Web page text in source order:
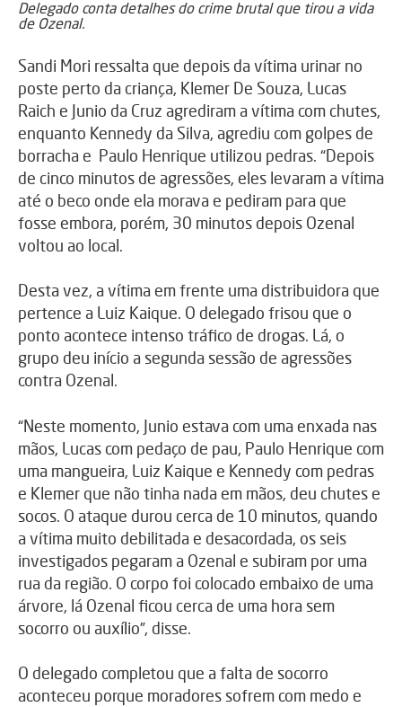
Delegado conta detalhes do crime brutal que tirou a vida
de Ozenal.
Sandi Mori ressalta que depois da vítima urinar no
poste perto da criança, Klemer De Souza, Lucas
Raich e Junio da Cruz agrediram a vítima com chutes,
enquanto Kennedy da Silva, agrediu com golpes de
borracha e Paulo Henrique utilizou pedras. “Depois
de cinco minutos de agressões, eles levaram a vítima
até o beco onde ela morava e pediram para que
fosse embora, porém, 30 minutos depois Ozenal
voltou ao local.
Desta vez, a vítima em frente uma distribuidora que
pertence a Luiz Kaique. O delegado frisou que o
ponto acontece intenso tráfico de drogas. Lá, o
grupo deu início a segunda sessão de agressões
contra Ozenal.
“Neste momento, Junio estava com uma enxada nas
mãos, Lucas com pedaço de pau, Paulo Henrique com
uma mangueira, Luiz Kaique e Kennedy com pedras
e Klemer que não tinha nada em mãos, deu chutes e
socos. O ataque durou cerca de 10 minutos, quando
a vítima muito debilitada e desacordada, os seis
investigados pegaram a Ozenal e subiram por uma
rua da região. O corpo foi colocado embaixo de uma
árvore, lá Ozenal ficou cerca de uma hora sem
socorro ou auxílio”, disse.
O delegado completou que a falta de socorro
aconteceu porque moradores sofrem com medo e